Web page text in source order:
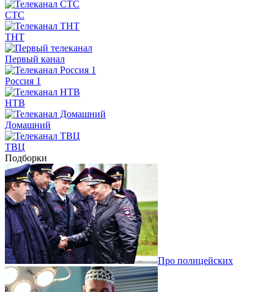
СТС
ТНТ
Первый канал
Россия 1
НТВ
Домашний
ТВЦ
Подборки
Про полицейских